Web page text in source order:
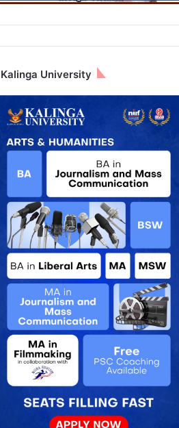
Kalinga University